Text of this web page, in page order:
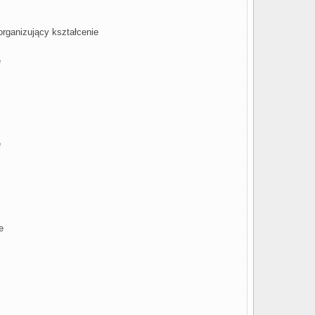
kształcenie